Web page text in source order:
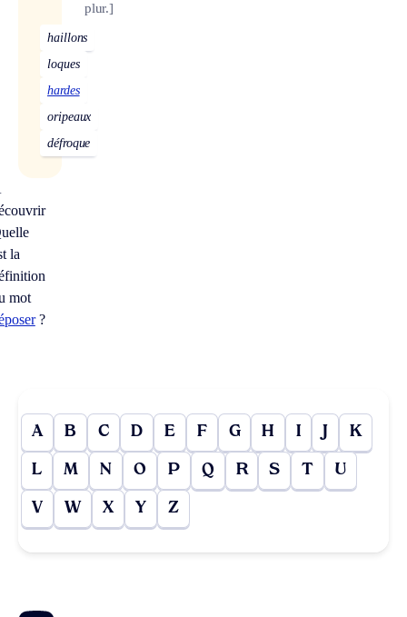
plur.]
haillons
loques
hardes
oripeaux
défroque
la
mot
?
A B C D E F G H I J K
L M N O P Q R S T U
V W X Y Z